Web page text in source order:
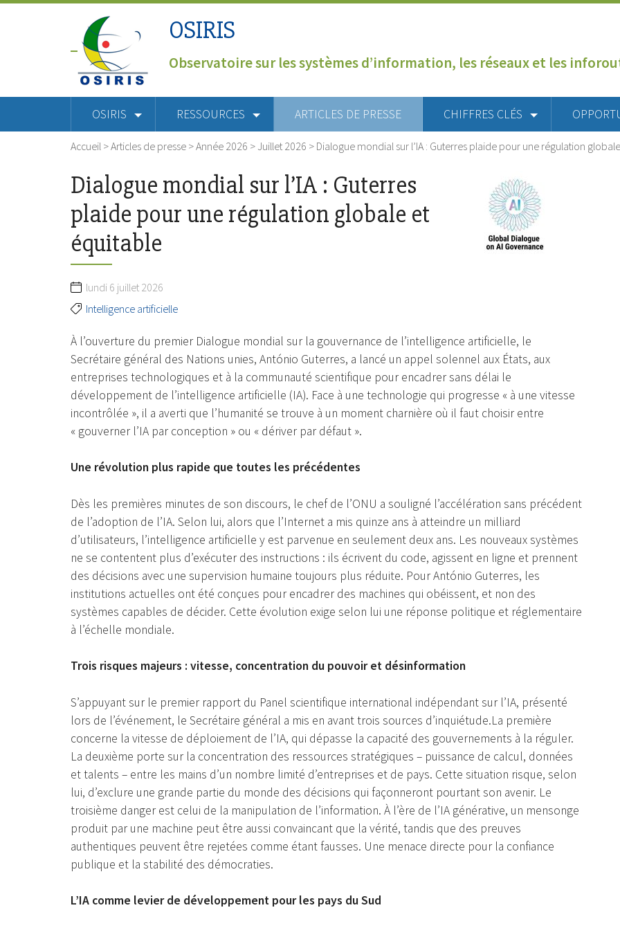
OSIRIS
Observatoire sur les systèmes d’information, les réseaux et les
OSIRIS RESSOURCES ARTICLES DE PRESSE CHIFFRES CLÉS
Accueil >Articles de presse >Année 2026 > Juillet 2026 > Dialogue mondial sur l’IA : Guterres plaide pour une régulation
Dialogue mondial sur l’IA : Guterres
plaide pour une régulation globale et
équitable
lundi 6 juillet 2026
Intelligence artificielle
À l’ouverture du premier Dialogue mondial sur la gouvernance de l’intelligence artificielle, le
Secrétaire général des Nations unies, António Guterres, a lancé un appel solennel aux États, aux
entreprises technologiques et à la communauté scientifique pour encadrer sans délai le
développement de l’intelligence artificielle (IA). Face à une technologie qui progresse « à une vitesse
incontrôlée », il a averti que l’humanité se trouve à un moment charnière où il faut choisir entre
« gouverner l’IA par conception » ou « dériver par défaut ».
Une révolution plus rapide que toutes les précédentes
Dès les premières minutes de son discours, le chef de l’ONU a souligné l’accélération sans précédent
de l’adoption de l’IA. Selon lui, alors que l’Internet a mis quinze ans à atteindre un milliard
d’utilisateurs, l’intelligence artificielle y est parvenue en seulement deux ans. Les nouveaux systèmes
ne se contentent plus d’exécuter des instructions : ils écrivent du code, agissent en ligne et prennent
des décisions avec une supervision humaine toujours plus réduite. Pour António Guterres, les
institutions actuelles ont été conçues pour encadrer des machines qui obéissent, et non des
systèmes capables de décider. Cette évolution exige selon lui une réponse politique et réglementaire
à l’échelle mondiale.
Trois risques majeurs : vitesse, concentration du pouvoir et désinformation
S’appuyant sur le premier rapport du Panel scientifique international indépendant sur l’IA, présenté
lors de l’événement, le Secrétaire général a mis en avant trois sources d’inquiétude.La première
concerne la vitesse de déploiement de l’IA, qui dépasse la capacité des gouvernements à la réguler.
La deuxième porte sur la concentration des ressources stratégiques – puissance de calcul, données
et talents – entre les mains d’un nombre limité d’entreprises et de pays. Cette situation risque, selon
lui, d’exclure une grande partie du monde des décisions qui façonneront pourtant son avenir. Le
troisième danger est celui de la manipulation de l’information. À l’ère de l’IA générative, un mensonge
produit par une machine peut être aussi convaincant que la vérité, tandis que des preuves
authentiques peuvent être rejetées comme étant fausses. Une menace directe pour la confiance
publique et la stabilité des démocraties.
L’IA comme levier de développement pour les pays du Sud